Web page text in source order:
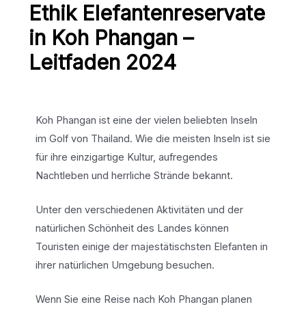
Ethik Elefantenreservate
in Koh Phangan –
Leitfaden 2024
Koh Phangan ist eine der vielen beliebten Inseln
im Golf von Thailand. Wie die meisten Inseln ist sie
für ihre einzigartige Kultur, aufregendes
Nachtleben und herrliche Strände bekannt.
Unter den verschiedenen Aktivitäten und der
natürlichen Schönheit des Landes können
Touristen einige der majestätischsten Elefanten in
ihrer natürlichen Umgebung besuchen.
Wenn Sie eine Reise nach Koh Phangan planen